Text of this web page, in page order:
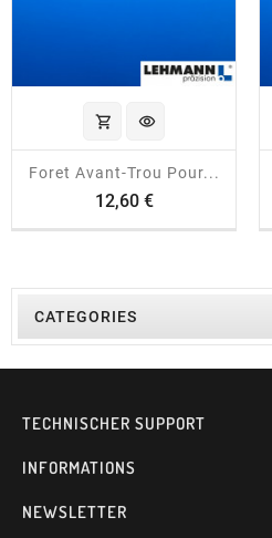
shopping_cart visibility
Foret Avant-Trou Pour...
12,60 €Prix
CATEGORIES
TECHNISCHER SUPPORT
INFORMATIONS
NEWSLETTER